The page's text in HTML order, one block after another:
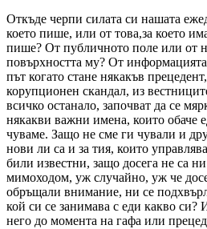
Откъде черпи силата си нашата
което пише, или от това,за което
пише? От публичното поле или от
повърхността му? От
път когато стане някакъв
корупционен скандал, из
всичко останало, започват да се
някакви важни имена, които обаче
чуваме. Защо не сме ги чували и
нови ли са и за тия, които
били известни, защо досега не са
мимоходом, уж случайно, уж че
обръщали внимание, ни се
кой си се занимава с еди какво си?
него до момента на гафа или